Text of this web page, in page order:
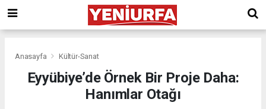
Anasayfa Kültür-Sanat
Eyyübiye’de Örnek Bir Proje Daha:
Hanımlar Otağı